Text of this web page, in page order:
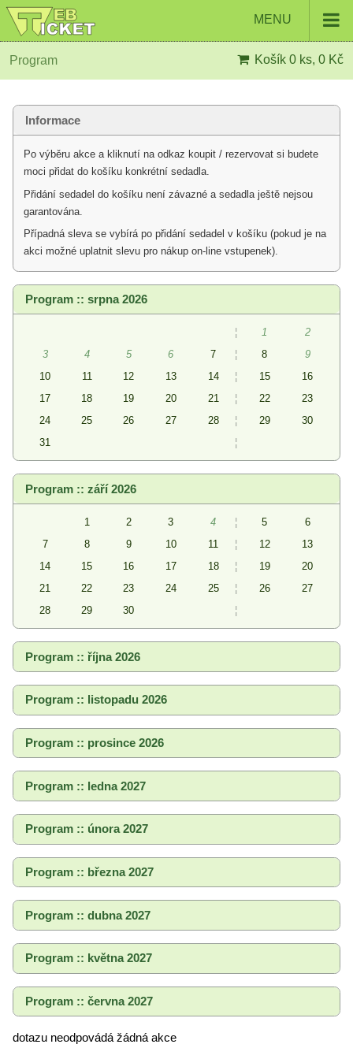
MENU
Program Košík 0 ks, 0 Kč
Informace
Po výběru akce a kliknutí na odkaz koupit / rezervovat si budete
moci přidat do košíku konkrétní sedadla.
Přidání sedadel do košíku není závazné a sedadla ještě nejsou
garantována.
Případná sleva se vybírá po přidání sedadel v košíku (pokud je na
akci možné uplatnit slevu pro nákup on-line vstupenek).
Program :: srpna 2026
¦ 1
2
3
4 5 6 7 ¦ 8
9
10
11 12 13 14 ¦ 15
16
17
18 19 20 21 ¦ 22
23
24
25 26 27 28 ¦ 29
30
31
¦
Program :: září 2026
1 2 3 4 ¦ 5
6
7
8 9 10 11 ¦ 12
13
14
15 16 17 18 ¦ 19
20
21
22 23 24 25 ¦ 26
27
28
29 30 ¦
Program :: října 2026
Program :: listopadu 2026
Program :: prosince 2026
Program :: ledna 2027
Program :: února 2027
Program :: března 2027
Program :: dubna 2027
Program :: května 2027
Program :: června 2027
dotazu neodpovádá žádná akce